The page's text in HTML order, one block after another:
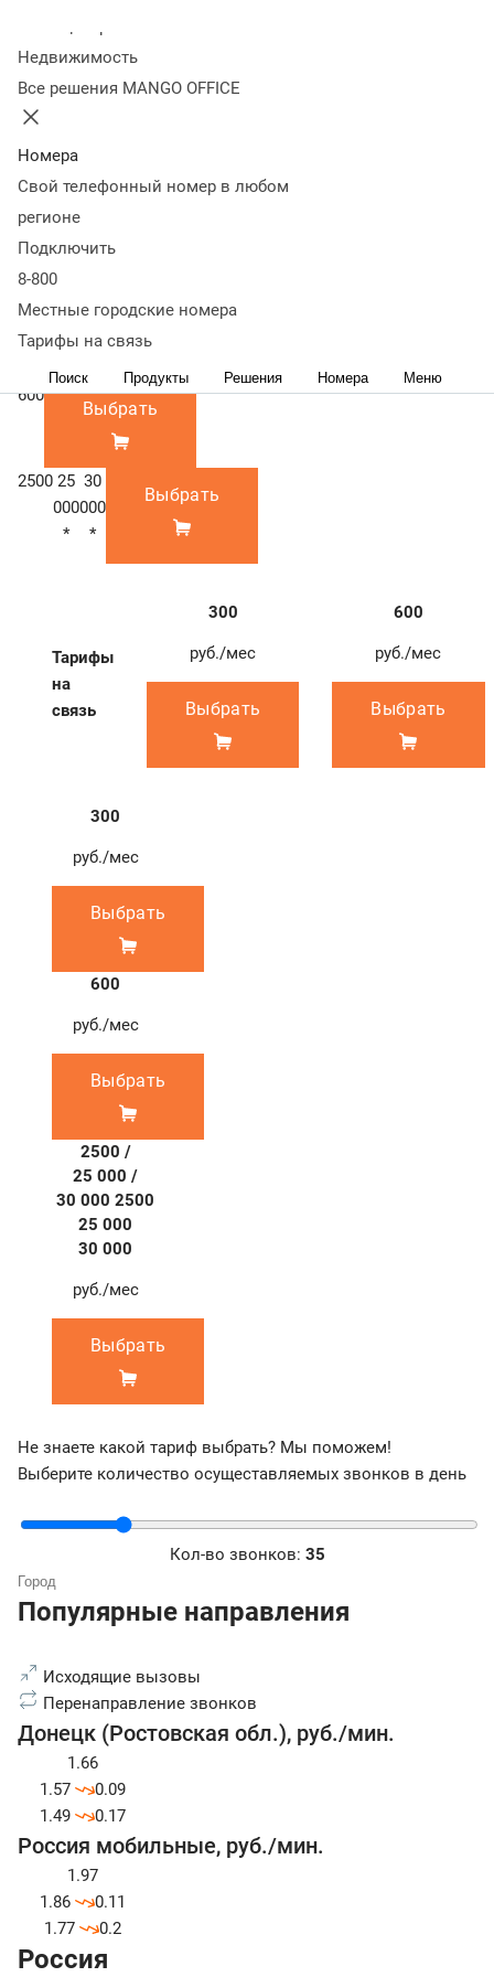
Недвижимость
Все решения MANGO OFFICE
Номера
Свой телефонный номер в любом
регионе
Подключить
8-800
Местные городские номера
Тарифы на связь
Поиск Продукты Решения Номера Меню
30 000 2500
30 000
Минимальный
платеж за
звонки, руб./мес
Включает переадресацию, исходящую
300
Выбрать
600
Выбрать
2500 25
000
*
30
000
*
Выбрать
Тарифы
на
связь
300
руб./мес
Выбрать
600
руб./мес
Выбрать
300
руб./мес
Выбрать
600
руб./мес
Выбрать
2500 /
25 000 /
30 000 2500
25 000
30 000
руб./мес
Выбрать
Не знаете какой тариф выбрать? Мы поможем!
Выберите количество осущеставляемых звонков в день
Кол-во звонков: 35
Популярные направления
Исходящие вызовы
Перенаправление звонков
Донецк (Ростовская обл.), руб./мин.
1.66
1.57
0.09
1.49
0.17
Россия мобильные, руб./мин.
1.97
1.86
0.11
1.77
0.2
Россия